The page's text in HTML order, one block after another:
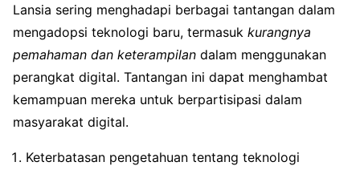
Lansia sering menghadapi berbagai tantangan dalam
mengadopsi teknologi baru, termasuk kurangnya
pemahaman dan keterampilan dalam menggunakan
perangkat digital. Tantangan ini dapat menghambat
kemampuan mereka untuk berpartisipasi dalam
masyarakat digital.
Keterbatasan pengetahuan tentang teknologi